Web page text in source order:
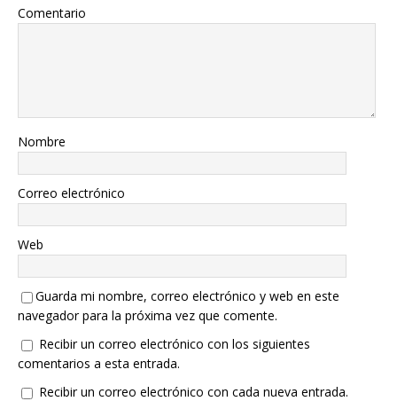
Comentario
Nombre
Correo electrónico
Web
Guarda mi nombre, correo electrónico y web en este
navegador para la próxima vez que comente.
Recibir un correo electrónico con los siguientes
comentarios a esta entrada.
Recibir un correo electrónico con cada nueva entrada.